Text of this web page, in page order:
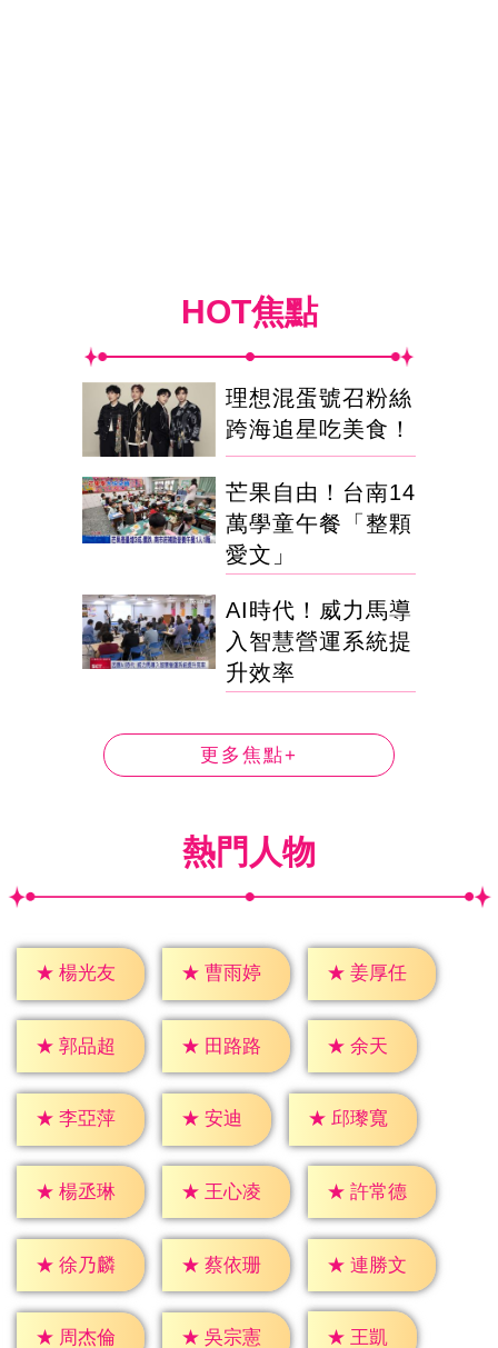
HOT焦點
理想混蛋號召粉絲
跨海追星吃美食！
芒果自由！台南14
萬學童午餐「整顆
愛文」
AI時代！威力馬導
入智慧營運系統提
升效率
更多焦點+
熱門人物
★ 楊光友 ★ 曹雨婷 ★ 姜厚任
★ 郭品超 ★ 田路路 ★ 余天
★ 李亞萍 ★ 安迪 ★ 邱瓈寬
★ 楊丞琳 ★ 王心凌 ★ 許常德
★ 徐乃麟 ★ 蔡依珊 ★ 連勝文
★ 周杰倫 ★ 吳宗憲 ★ 王凱